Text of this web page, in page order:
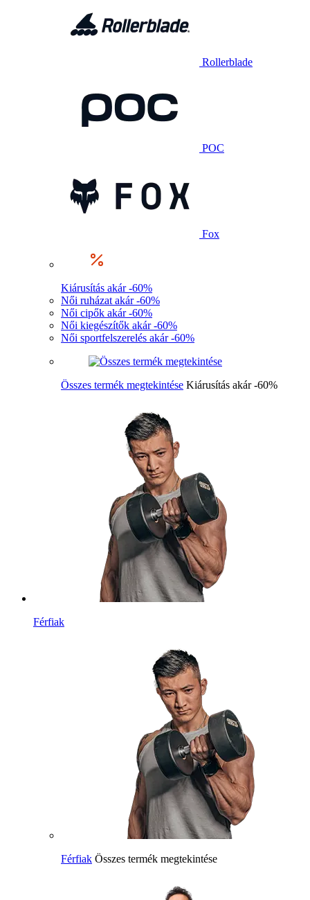
Rollerblade
POC
Fox
Kiárusítás akár -60%
Női ruházat akár -60%
Női cipők akár -60%
Női kiegészítők akár -60%
Női sportfelszerelés akár -60%
Összes termék megtekintése Kiárusítás akár -60%
Férfiak
Férfiak Összes termék megtekintése